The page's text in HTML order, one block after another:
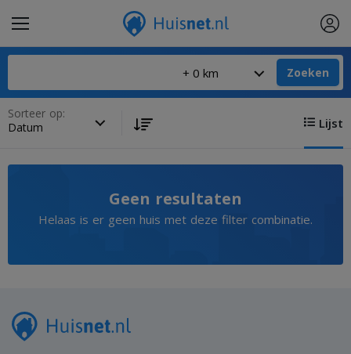
Zoeken
Sorteer op:
Lijst
Geen resultaten
Helaas is er geen huis met deze filter combinatie.